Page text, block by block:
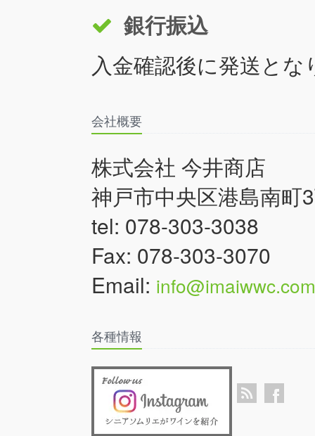
銀行振込
入金確認後に発送とな
会社概要
株式会社 今井商店
神戸市中央区港島南町
tel: 078-303-3038
Fax: 078-303-3070
Email: info@imaiwwc.com
各種情報